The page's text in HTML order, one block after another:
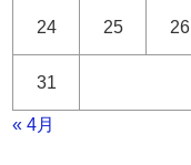
24 25 26
31
« 4月